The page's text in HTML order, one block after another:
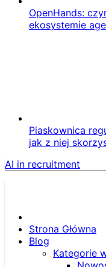
OpenHands:
ekosystemie
Piaskownica
jak z niej
AI in recruitment
Strona Główna
Blog
Kategorie